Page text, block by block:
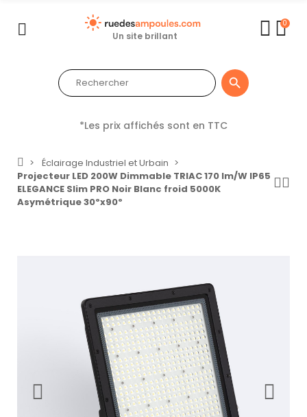
Un site brillant
0

*Les prix affichés sont en TTC
Éclairage Industriel et Urbain
Projecteur LED 200W Dimmable TRIAC 170 lm/W IP65
ELEGANCE Slim PRO Noir Blanc froid 5000K
Asymétrique 30ºx90º